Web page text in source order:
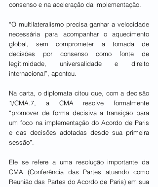
consenso e na aceleração da implementação.
“O multilateralismo precisa ganhar a velocidade
necessária para acompanhar o aquecimento
global, sem comprometer a tomada de
decisões por consenso como fonte de
legitimidade, universalidade e direito
internacional”, apontou.
Na carta, o diplomata citou que, com a decisão
1/CMA.7, a CMA resolve formalmente
“promover de forma decisiva a transição para
um foco na implementação do Acordo de Paris
e das decisões adotadas desde sua primeira
sessão”.
Ele se refere a uma resolução importante da
CMA (Conferência das Partes atuando como
Reunião das Partes do Acordo de Paris) em sua